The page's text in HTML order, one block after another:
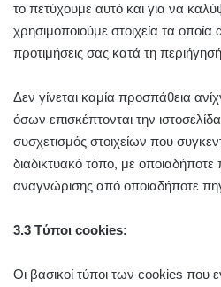
το πετύχουμε αυτό και για να
χρησιμοποιούμε στοιχεία τα οποία
προτιμήσεις σας κατά τη
Δεν γίνεται καμία προσπάθεια
όσων επισκέπτονται την
συσχετισμός στοιχείων που
διαδικτυακό τόπο, με
αναγνώρισης από οποιαδήποτε
3.3 Tύποι cookies:
Οι βασικοί τύποι των cookies που